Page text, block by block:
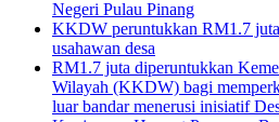
Negeri Pulau Pinang
KKDW peruntukkan RM1.7
usahawan desa
RM1.7 juta diperuntukkan
Wilayah (KKDW) bagi
luar bandar menerusi inisiatif